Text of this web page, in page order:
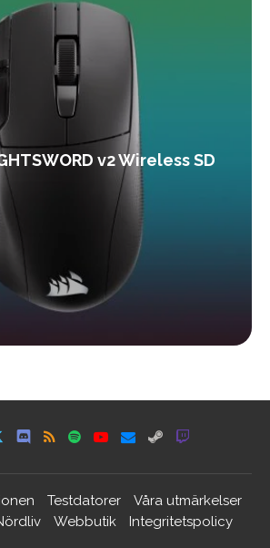
v2 Wireless SD
Testdatorer
Våra utmärkelser
Webbutik Integritetspolicy